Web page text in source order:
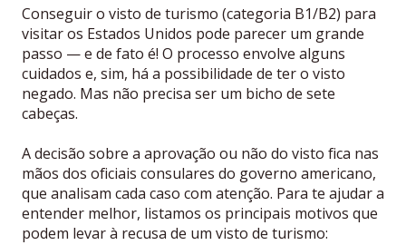
Conseguir o visto de turismo (categoria B1/B2) para
visitar os Estados Unidos pode parecer um grande
passo — e de fato é! O processo envolve alguns
cuidados e, sim, há a possibilidade de ter o visto
negado. Mas não precisa ser um bicho de sete
cabeças.
A decisão sobre a aprovação ou não do visto fica nas
mãos dos oficiais consulares do governo americano,
que analisam cada caso com atenção. Para te ajudar a
entender melhor, listamos os principais motivos que
podem levar à recusa de um visto de turismo: